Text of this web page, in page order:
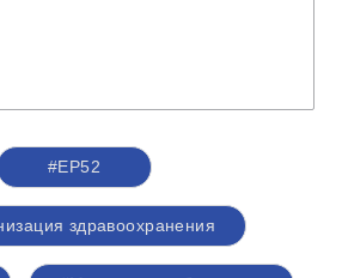
#ЕР52
здравоохранения